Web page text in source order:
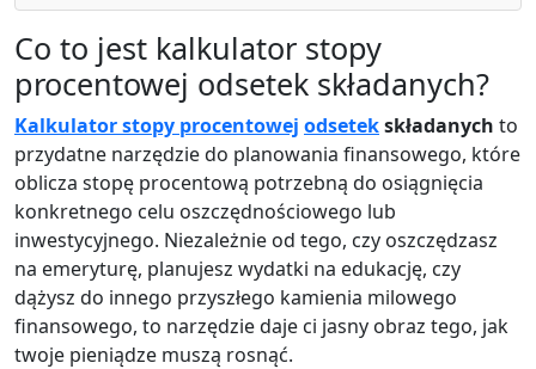
Co to jest kalkulator stopy
procentowej odsetek składanych?
Kalkulator stopy procentowej odsetekskładanych to
przydatne narzędzie do planowania finansowego, które
oblicza stopę procentową potrzebną do osiągnięcia
konkretnego celu oszczędnościowego lub
inwestycyjnego. Niezależnie od tego, czy oszczędzasz
na emeryturę, planujesz wydatki na edukację, czy
dążysz do innego przyszłego kamienia milowego
finansowego, to narzędzie daje ci jasny obraz tego, jak
twoje pieniądze muszą rosnąć.